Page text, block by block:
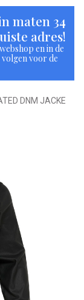
maten 34
adres!
en in de
voor de
DNM JACKE